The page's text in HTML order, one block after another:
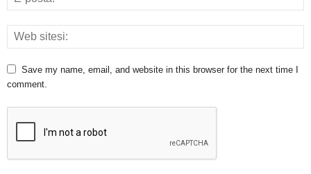
Save my name, email, and website in this browser for the next time I
comment.